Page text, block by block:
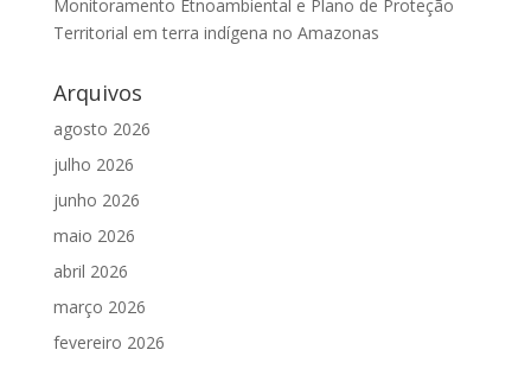
Monitoramento Etnoambiental e Plano de Proteção
Territorial em terra indígena no Amazonas
Arquivos
agosto 2026
julho 2026
junho 2026
maio 2026
abril 2026
março 2026
fevereiro 2026